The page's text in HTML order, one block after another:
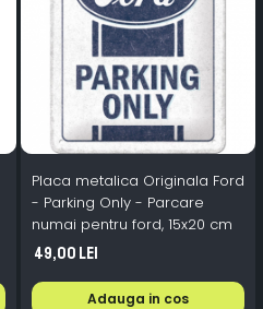
Placa metalica Originala Ford
- Parking Only - Parcare
numai pentru ford, 15x20 cm
49,00 Lei
Adauga in cos